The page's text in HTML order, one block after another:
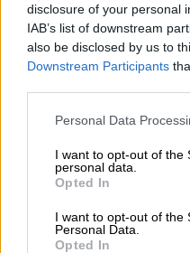
disclosure of your personal
IAB’s list of downstream
also be disclosed by us to
Downstream Participants
Please note that this
not limited to your visit or
grant or deny consent to
use your data for below
consent section.
Personal Data
I want to opt-out of the
personal data.
Opted In
I want to opt-out of the
Personal Data.
Opted In
στημένοι αγώνες